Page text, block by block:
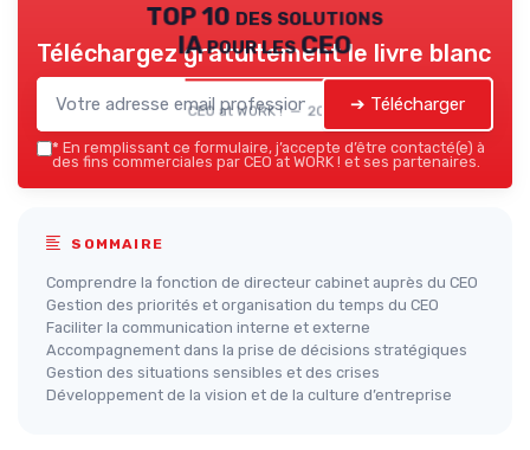
TOP 10 des solutions
IA pour les CEO
CEO at WORK ! — 2026
Téléchargez gratuitement le livre blanc
➔ Télécharger
* En remplissant ce formulaire, j’accepte d’être contacté(e) à
des fins commerciales par CEO at WORK ! et ses partenaires.
SOMMAIRE
Comprendre la fonction de directeur cabinet auprès du CEO
Gestion des priorités et organisation du temps du CEO
Faciliter la communication interne et externe
Accompagnement dans la prise de décisions stratégiques
Gestion des situations sensibles et des crises
Développement de la vision et de la culture d’entreprise